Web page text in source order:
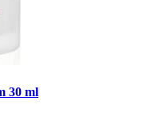
30 ml